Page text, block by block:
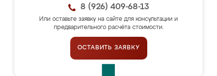
8 (926) 409-68-13
Или оставьте заявку на сайте для консультации и
предварительного расчёта стоимости.
ОСТАВИТЬ ЗАЯВКУ